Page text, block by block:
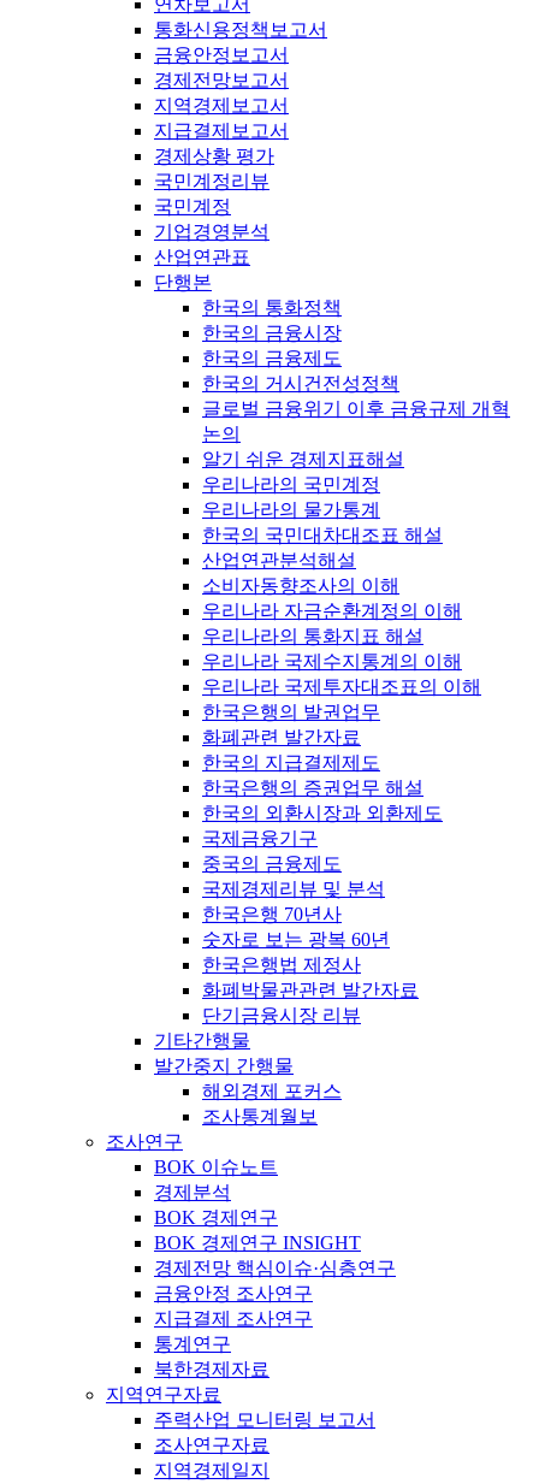
연차보고서
통화신용정책보고서
금융안정보고서
경제전망보고서
지역경제보고서
지급결제보고서
경제상황 평가
국민계정리뷰
국민계정
기업경영분석
산업연관표
단행본
한국의 통화정책
한국의 금융시장
한국의 금융제도
한국의 거시건전성정책
글로벌 금융위기 이후 금융규제 개혁
논의
알기 쉬운 경제지표해설
우리나라의 국민계정
우리나라의 물가통계
한국의 국민대차대조표 해설
산업연관분석해설
소비자동향조사의 이해
우리나라 자금순환계정의 이해
우리나라의 통화지표 해설
우리나라 국제수지통계의 이해
우리나라 국제투자대조표의 이해
한국은행의 발권업무
화폐관련 발간자료
한국의 지급결제제도
한국은행의 증권업무 해설
한국의 외환시장과 외환제도
국제금융기구
중국의 금융제도
국제경제리뷰 및 분석
한국은행 70년사
숫자로 보는 광복 60년
한국은행법 제정사
화폐박물관관련 발간자료
단기금융시장 리뷰
기타간행물
발간중지 간행물
해외경제 포커스
조사통계월보
조사연구
BOK 이슈노트
경제분석
BOK 경제연구
BOK 경제연구 INSIGHT
경제전망 핵심이슈·심층연구
금융안정 조사연구
지급결제 조사연구
통계연구
북한경제자료
지역연구자료
주력산업 모니터링 보고서
조사연구자료
지역경제일지